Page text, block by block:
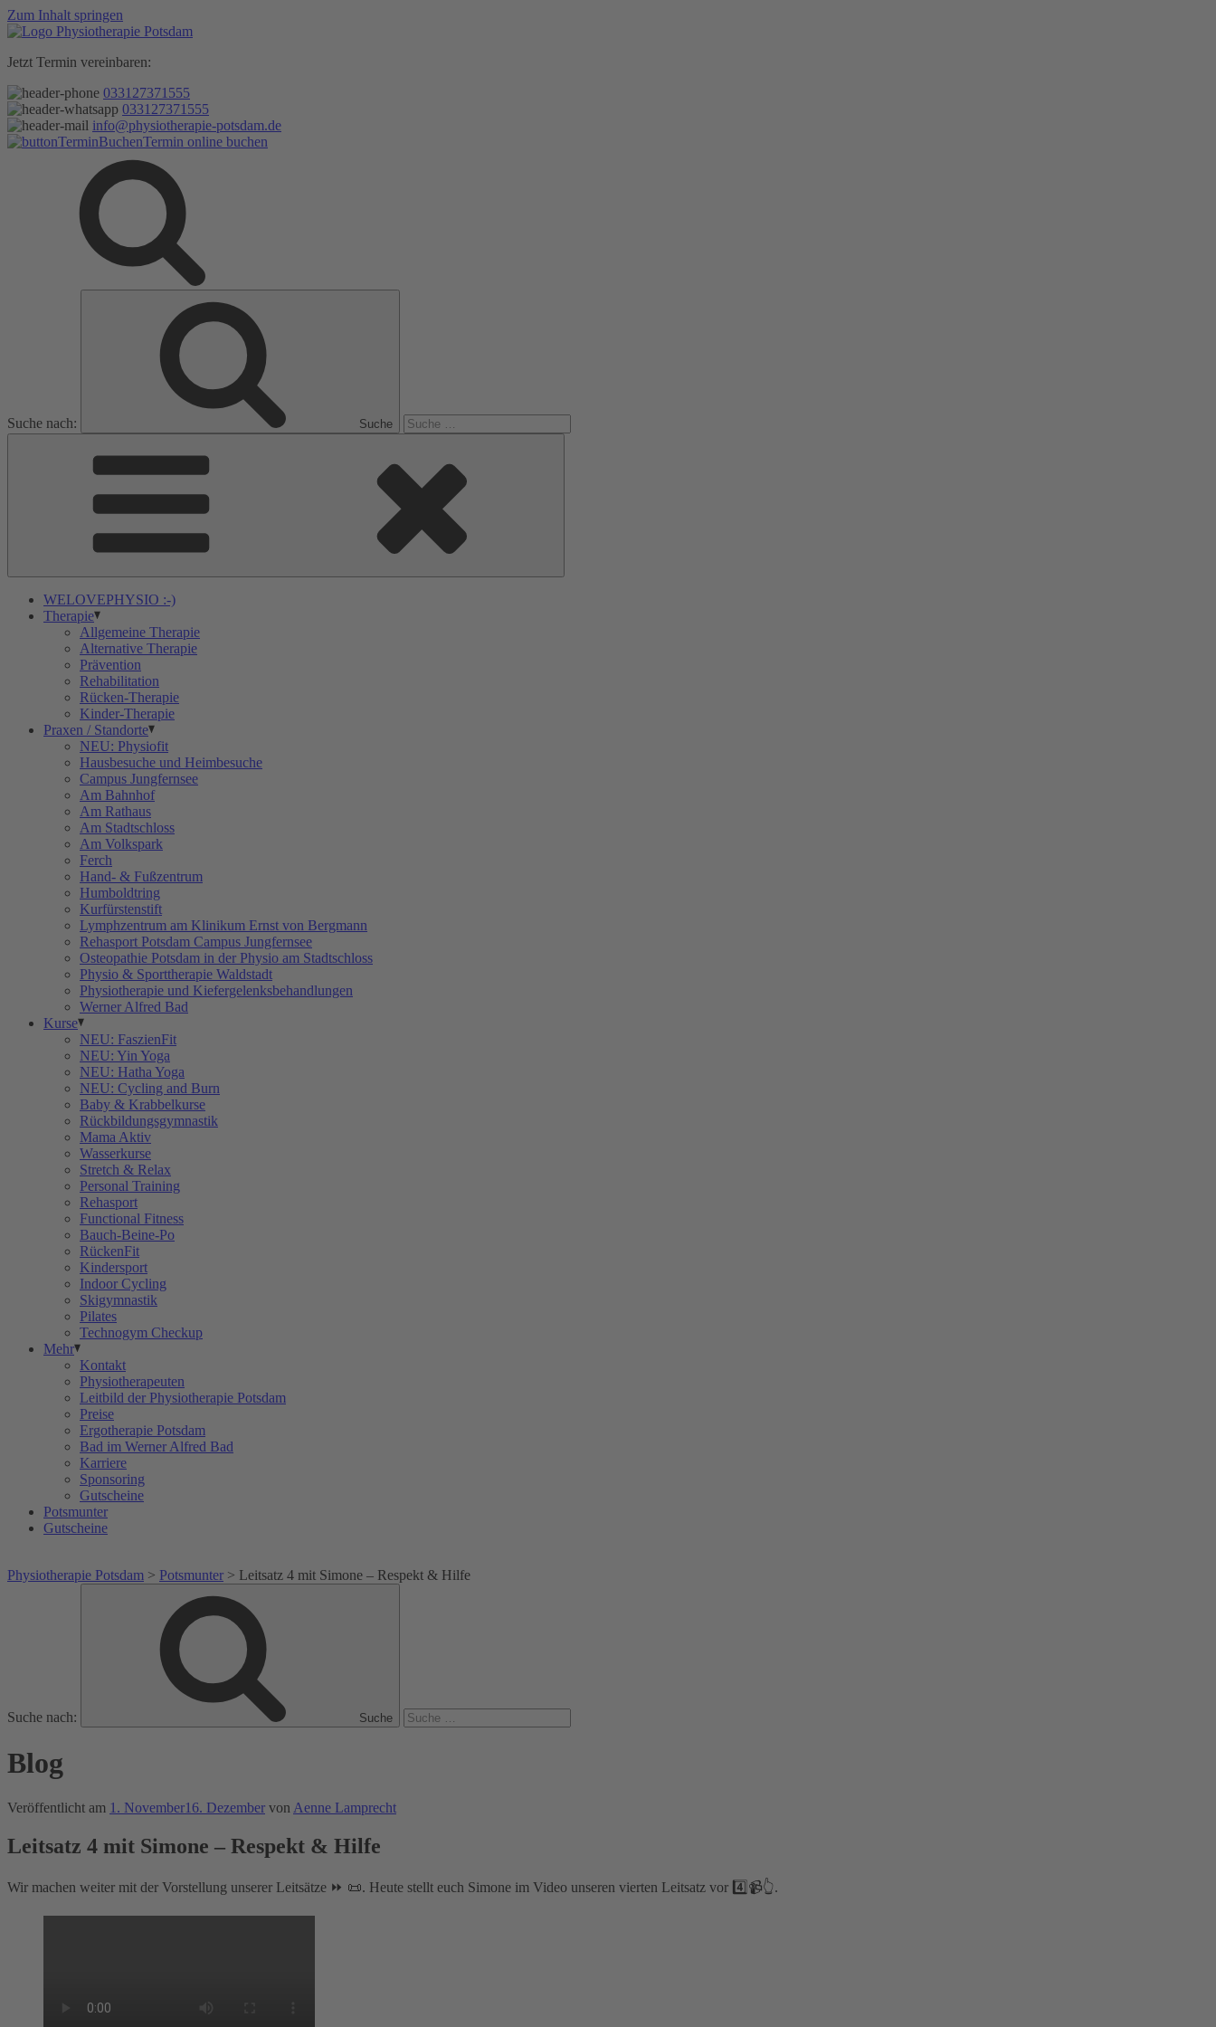
Zum Inhalt springen
Jetzt Termin vereinbaren:
033127371555
033127371555
info@physiotherapie-potsdam.de
Termin online buchen
Suche nach: Suche
WELOVEPHYSIO :-)
Therapie
Allgemeine Therapie
Alternative Therapie
Prävention
Rehabilitation
Rücken-Therapie
Kinder-Therapie
Praxen / Standorte
NEU: Physiofit
Hausbesuche und Heimbesuche
Campus Jungfernsee
Am Bahnhof
Am Rathaus
Am Stadtschloss
Am Volkspark
Ferch
Hand- & Fußzentrum
Humboldtring
Kurfürstenstift
Lymphzentrum am Klinikum Ernst von Bergmann
Rehasport Potsdam Campus Jungfernsee
Osteopathie Potsdam in der Physio am Stadtschloss
Physio & Sporttherapie Waldstadt
Physiotherapie und Kiefergelenksbehandlungen
Werner Alfred Bad
Kurse
NEU: FaszienFit
NEU: Yin Yoga
NEU: Hatha Yoga
NEU: Cycling and Burn
Baby & Krabbelkurse
Rückbildungsgymnastik
Mama Aktiv
Wasserkurse
Stretch & Relax
Personal Training
Rehasport
Functional Fitness
Bauch-Beine-Po
RückenFit
Kindersport
Indoor Cycling
Skigymnastik
Pilates
Technogym Checkup
Mehr
Kontakt
Physiotherapeuten
Leitbild der Physiotherapie Potsdam
Preise
Ergotherapie Potsdam
Bad im Werner Alfred Bad
Karriere
Sponsoring
Gutscheine
Potsmunter
Gutscheine
Physiotherapie Potsdam > Potsmunter > Leitsatz 4 mit Simone – Respekt & Hilfe
Suche nach: Suche
Blog
Veröffentlicht am 1. November16. Dezember von Aenne Lamprecht
Leitsatz 4 mit Simone – Respekt & Hilfe
Wir machen weiter mit der Vorstellung unserer Leitsätze ⏩ 📜. Heute stellt euch Simone im Video unseren vierten Leitsatz vor 4️⃣📹👆.